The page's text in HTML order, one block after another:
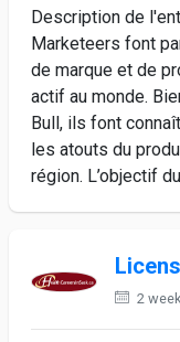
Description de
Marketeers font
de marque et de
actif au monde.
Bull, ils font
les atouts du
région. L’objectif
2